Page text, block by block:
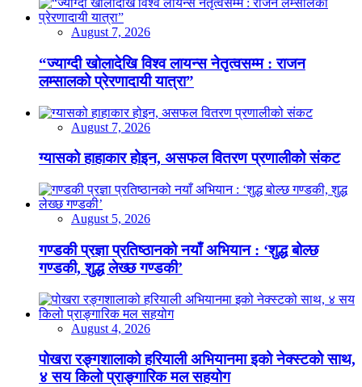
August 7, 2026
“ज्याग्दी खोलादेखि विश्व लायन्स नेतृत्वसम्म : राजन
लम्सालको प्रेरणादायी यात्रा”
August 7, 2026
ग्यासको हाहाकार होइन, असफल वितरण प्रणालीको संकट
August 5, 2026
गण्डकी प्रज्ञा प्रतिष्ठानको नयाँ अभियान : ‘शुद्ध बोल्छ
गण्डकी, शुद्ध लेख्छ गण्डकी’
August 4, 2026
पोखरा रङ्गशालाको हरियाली अभियानमा इको नेक्स्टको साथ,
४ सय किलो प्राङ्गारिक मल सहयोग